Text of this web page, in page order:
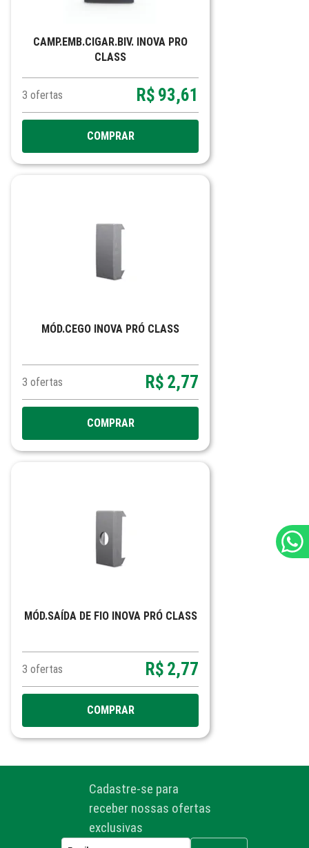
CAMP.EMB.CIGAR.BIV. INOVA PRO
CLASS
3 ofertas R$ 93,61
COMPRAR
MÓD.CEGO INOVA PRÓ CLASS
3 ofertas R$ 2,77
COMPRAR
MÓD.SAÍDA DE FIO INOVA PRÓ CLASS
3 ofertas R$ 2,77
COMPRAR
Cadastre-se para
receber nossas ofertas
exclusivas